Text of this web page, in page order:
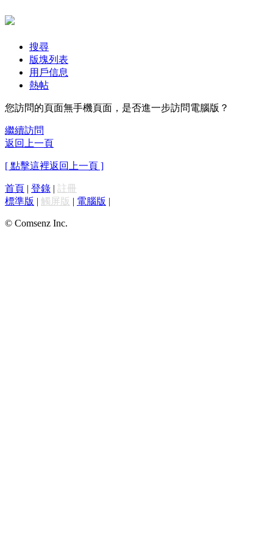
搜尋
版塊列表
用戶信息
熱帖
您訪問的頁面無手機頁面，是否進一步訪問電腦版？
繼續訪問
返回上一頁
[ 點擊這裡返回上一頁 ]
首頁 | 登錄 | 註冊
標準版 | 觸屏版 | 電腦版 |
© Comsenz Inc.